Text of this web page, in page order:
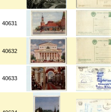
40631
40632
40633